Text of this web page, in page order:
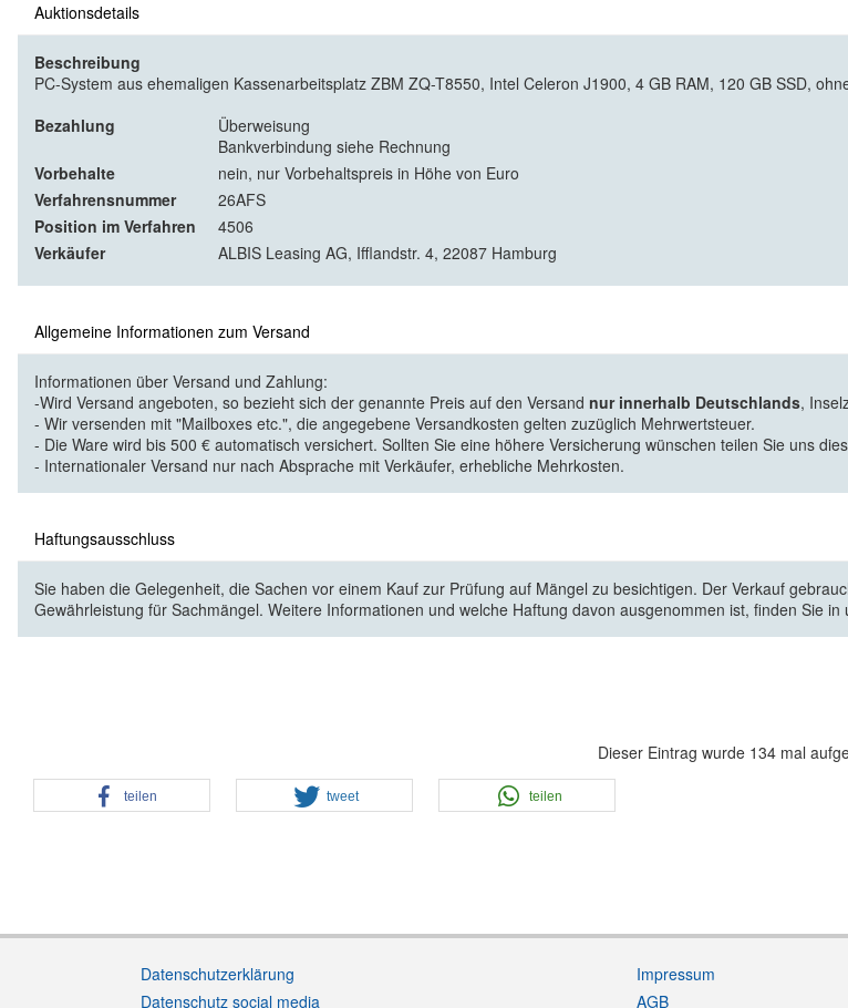
Auktionsdetails
Beschreibung
PC-System aus ehemaligen Kassenarbeitsplatz ZBM ZQ-T8550, Intel Celeron J1900, 4 GB RAM, 120 GB SSD,
Bezahlung
Überweisung
Bankverbindung siehe Rechnung
Vorbehalte
nein, nur Vorbehaltspreis in Höhe von Euro
Verfahrensnummer
26AFS
Position im Verfahren
4506
Verkäufer
ALBIS Leasing AG, Ifflandstr. 4, 22087 Hamburg
Allgemeine Informationen zum Versand
Informationen über Versand und Zahlung:
-Wird Versand angeboten, so bezieht sich der genannte Preis auf den Versand nur innerhalb Deutschlands,
- Wir versenden mit "Mailboxes etc.", die angegebene Versandkosten gelten zuzüglich Mehrwertsteuer.
- Die Ware wird bis 500 € automatisch versichert. Sollten Sie eine höhere Versicherung wünschen teilen Sie uns
- Internationaler Versand nur nach Absprache mit Verkäufer, erhebliche Mehrkosten.
Haftungsausschluss
Sie haben die Gelegenheit, die Sachen vor einem Kauf zur Prüfung auf Mängel zu besichtigen. Der Verkauf
Gewährleistung für Sachmängel. Weitere Informationen und welche Haftung davon ausgenommen ist, finden Sie in
Dieser Eintrag wurde 134 mal
teilen tweet teilen
Datenschutzerklärung
Datenschutz social media
Impressum
AGB